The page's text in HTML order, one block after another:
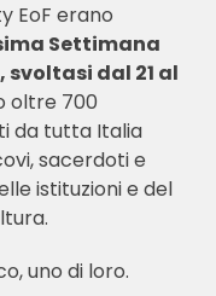
EoF erano
Settimana
dal 21 al
oltre 700
da tutta Italia
sacerdoti e
istituzioni e del
uno di loro.